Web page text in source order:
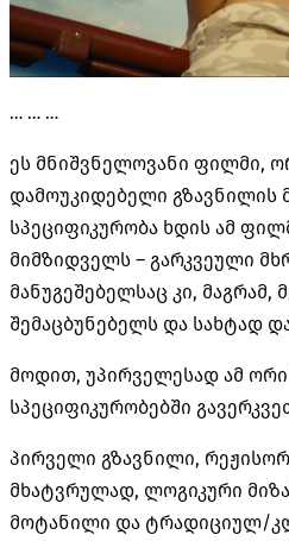
… … …
ეს მნიშვნელოვანი ფილმი,
დამოუკიდებელი გზავნილის
სპეციფიკურობა ხდის ამ
მიმზიდველს – გარკვეული
მანუგეშებელსაც კი, მაგრამ,
შემაცბუნებელს და სახტად
მოდით, უპირველესად ამ ორი
სპეციფიკურობებში
პირველი გზავნილი,
მხატვრულად, ლოგიკური
მოტანილი და ტრადიციულ/